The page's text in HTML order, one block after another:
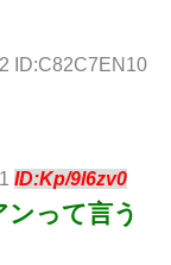
ID:C82C7EN10
ID:Kp/9l6zv0
って言う